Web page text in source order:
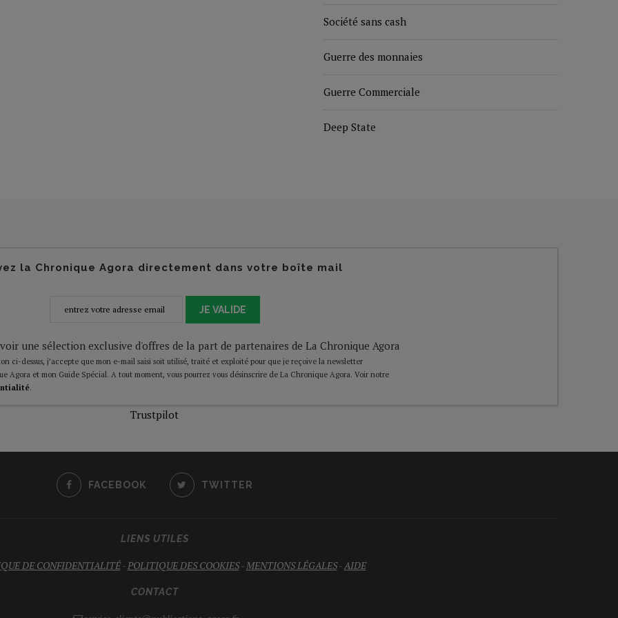
Société sans cash
Guerre des monnaies
Guerre Commerciale
Deep State
la Chronique Agora directement dans votre boîte mail
JE VALIDE
une sélection exclusive d'offres de la part de partenaires de La Chronique Agora
ci-dessus, j’accepte que mon e-mail saisi soit utilisé, traité et exploité pour que je reçoive la newsletter
Agora et mon Guide Spécial. A tout moment, vous pourrez vous désinscrire de La Chronique Agora. Voir notre
.
Trustpilot
FACEBOOK TWITTER
LIENS UTILES
DE CONFIDENTIALITÉ-POLITIQUE DES COOKIES-MENTIONS LÉGALES-AIDE
CONTACT